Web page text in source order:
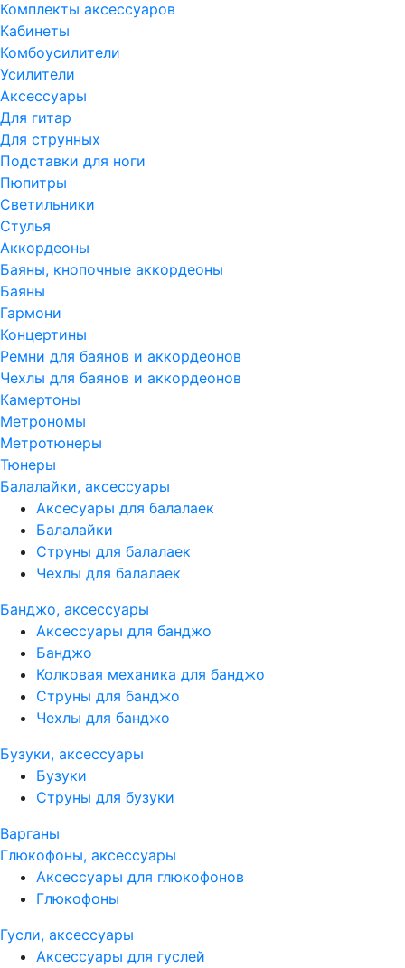
Комплекты аксессуаров
Кабинеты
Комбоусилители
Усилители
Аксессуары
Для гитар
Для струнных
Подставки для ноги
Пюпитры
Светильники
Стулья
Аккордеоны
Баяны, кнопочные аккордеоны
Баяны
Гармони
Концертины
Ремни для баянов и аккордеонов
Чехлы для баянов и аккордеонов
Камертоны
Метрономы
Метротюнеры
Тюнеры
Балалайки, аксессуары
Аксесуары для балалаек
Балалайки
Струны для балалаек
Чехлы для балалаек
Банджо, аксессуары
Аксессуары для банджо
Банджо
Колковая механика для банджо
Струны для банджо
Чехлы для банджо
Бузуки, аксессуары
Бузуки
Струны для бузуки
Варганы
Глюкофоны, аксессуары
Аксессуары для глюкофонов
Глюкофоны
Гусли, аксессуары
Аксессуары для гуслей